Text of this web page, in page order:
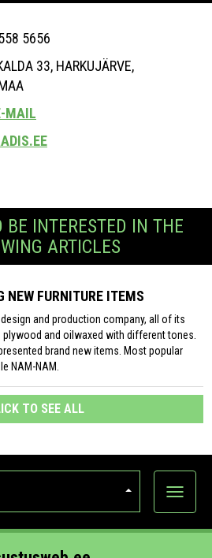
5656
33, HARKUJÄRVE,
MAIL
BE INTERESTED IN THE
ARTICLES
NEW FURNITURE ITEMS
and production company, all of its
and oilwaxed with different tones.
brand new items. Most popular
NAM-NAM.
TO SEE ALL
Show